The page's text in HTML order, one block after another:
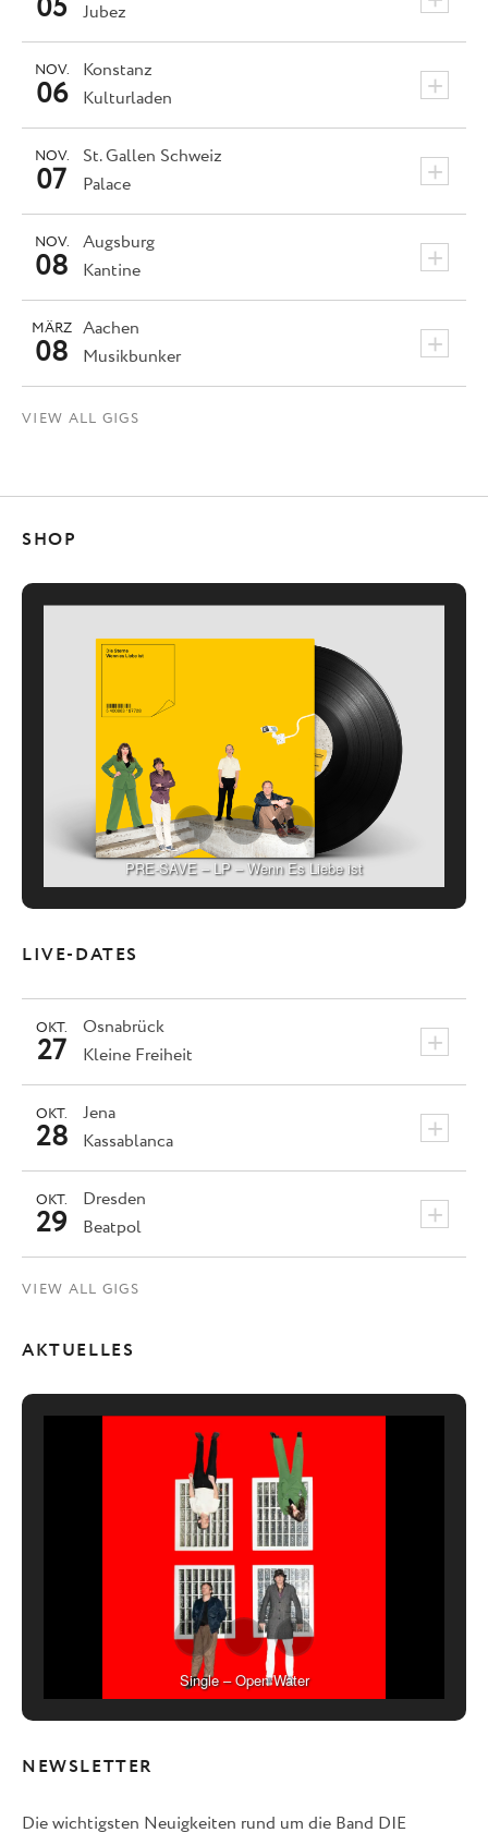
Jubez
Konstanz +
NOV.
06 Kulturladen
St. Gallen Schweiz +
NOV.
07 Palace
Augsburg +
NOV.
08 Kantine
Aachen +
MÄRZ
08 Musikbunker
VIEW ALL GIGS
SHOP
PRE-SAVE – LP – Wenn Es Liebe ist
LIVE-DATES
Osnabrück +
OKT.
27 Kleine Freiheit
Jena +
OKT.
28 Kassablanca
Dresden +
OKT.
29 Beatpol
VIEW ALL GIGS
AKTUELLES
Single – Open Water
NEWSLETTER
Die wichtigsten Neuigkeiten rund um die Band DIE